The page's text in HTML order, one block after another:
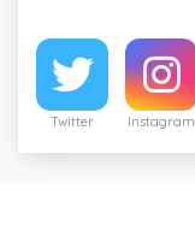
Twitter Instagram